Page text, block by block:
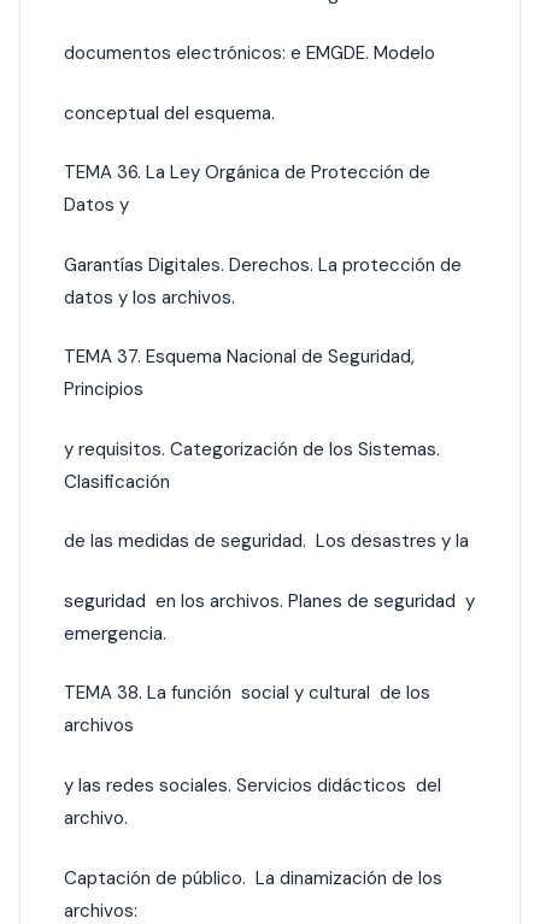
documentos electrónicos: e EMGDE. Modelo
conceptual del esquema.
TEMA 36. La Ley Orgánica de Protección de
Datos y
Garantías Digitales. Derechos. La protección de
datos y los archivos.
TEMA 37. Esquema Nacional de Seguridad,
Principios
y requisitos. Categorización de los Sistemas.
Clasificación
de las medidas de seguridad. Los desastres y la
seguridad en los archivos. Planes de seguridad y
emergencia.
TEMA 38. La función social y cultural de los
archivos
y las redes sociales. Servicios didácticos del
archivo.
Captación de público. La dinamización de los
archivos: